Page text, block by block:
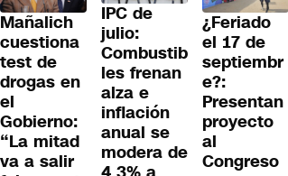
Mañalich
cuestiona
test de
drogas en
el
Gobierno:
“La mitad
va a salir
IPC de
julio:
Combustib
les frenan
alza e
inflación
anual se
modera de
¿Feriado
el 17 de
septiembr
e?:
Presentan
proyecto
al
Congreso